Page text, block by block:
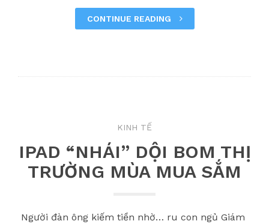
CONTINUE READING
KINH TẾ
IPAD “NHÁI” DỘI BOM THỊ
TRƯỜNG MÙA MUA SẮM
Người đàn ông kiếm tiền nhờ… ru con ngủ Giám